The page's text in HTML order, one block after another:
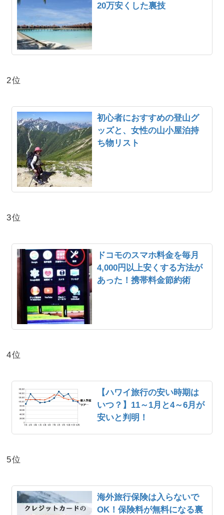
20万安くした裏技
2位
初心者におすすめの登山グ
ッズと、女性の山小屋泊持
ち物リスト
3位
ドコモのスマホ料金を毎月
4,000円以上安くする方法が
あった！携帯料金節約術
4位
【ハワイ旅行の安い時期は
いつ？】11～1月と4～6月が
安いと判明！
5位
海外旅行保険は入らないで
OK！保険料が無料になる裏